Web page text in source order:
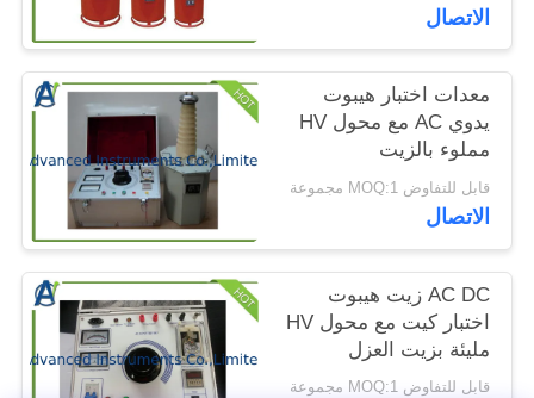
الاتصال
معدات اختبار هيبوت
يدوي AC مع محول HV
مملوء بالزيت
قابل للتفاوض MOQ:1 مجموعة
الاتصال
AC DC زيت هيبوت
اختبار كيت مع محول HV
مليئة بزيت العزل
قابل للتفاوض MOQ:1 مجموعة